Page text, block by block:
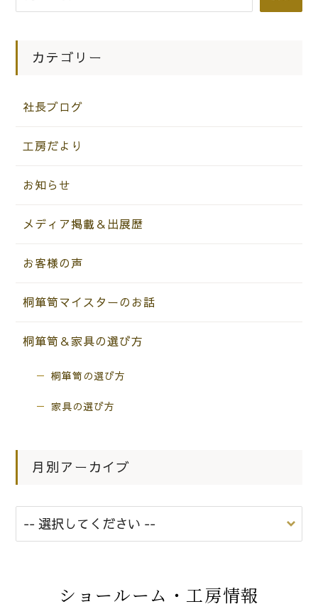
カテゴリー
社長ブログ
工房だより
お知らせ
メディア掲載＆出展歴
お客様の声
桐箪笥マイスターのお話
桐箪笥＆家具の選び方
桐箪笥の選び方
家具の選び方
月別アーカイブ
ショールーム・工房情報